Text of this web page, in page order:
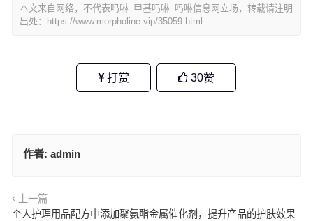
本文来自网络，不代表吗啉_甲基吗啉_吗啉信息网立场，转载请注明
出处：
https://www.morpholine.vip/35059.html
打赏 30赞
作者: admin
上一篇
个人护理用品配方中添加聚氨酯金属催化剂，提升产品的护肤效果